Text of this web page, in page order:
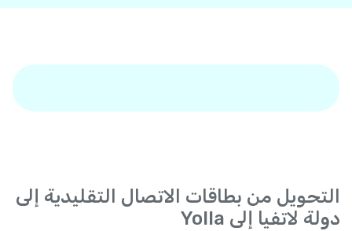
التحويل من بطاقات الاتصال التقليدية إلى
دولة لاتفيا إلى Yolla